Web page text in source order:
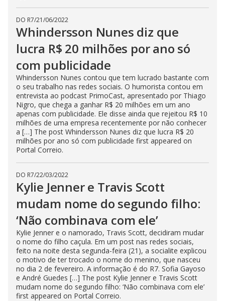
DO R7/21/06/2022
Whindersson Nunes diz que
lucra R$ 20 milhões por ano só
com publicidade
Whindersson Nunes contou que tem lucrado bastante com
o seu trabalho nas redes sociais. O humorista contou em
entrevista ao podcast PrimoCast, apresentado por Thiago
Nigro, que chega a ganhar R$ 20 milhões em um ano
apenas com publicidade. Ele disse ainda que rejeitou R$ 10
milhões de uma empresa recentemente por não conhecer
a […] The post Whindersson Nunes diz que lucra R$ 20
milhões por ano só com publicidade first appeared on
Portal Correio.
DO R7/22/03/2022
Kylie Jenner e Travis Scott
mudam nome do segundo filho:
‘Não combinava com ele’
Kylie Jenner e o namorado, Travis Scott, decidiram mudar
o nome do filho caçula. Em um post nas redes sociais,
feito na noite desta segunda-feira (21), a socialite explicou
o motivo de ter trocado o nome do menino, que nasceu
no dia 2 de fevereiro. A informação é do R7. Sofia Gayoso
e André Guedes […] The post Kylie Jenner e Travis Scott
mudam nome do segundo filho: ‘Não combinava com ele’
first appeared on Portal Correio.